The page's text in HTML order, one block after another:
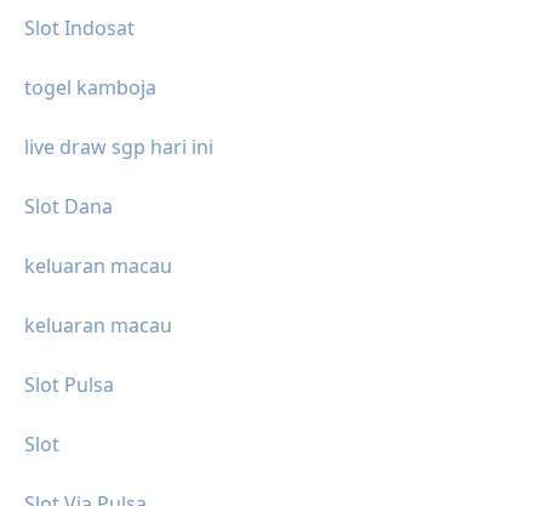
Slot Indosat
togel kamboja
live draw sgp hari ini
Slot Dana
keluaran macau
keluaran macau
Slot Pulsa
Slot